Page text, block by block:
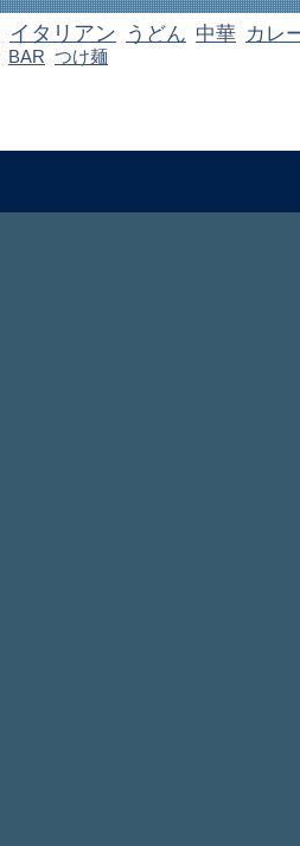
イタリアン うどん 中華 カレ
BAR つけ麺